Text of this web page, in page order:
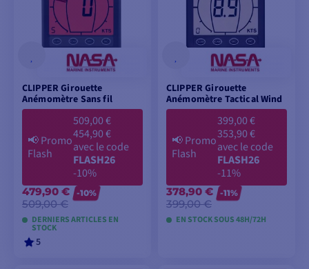
CLIPPER Girouette
Anémomètre Sans fil
📢Promo
Flash
509,00 €
454,90 €
avec le code
FLASH26
-10%
479,90 €
509,00 €
-10%
DERNIERS ARTICLES EN
STOCK
5
CLIPPER Girouette
Anémomètre Tactical Wind
📢Promo
Flash
399,00 €
353,90 €
avec le code
FLASH26
-11%
378,90 €
399,00 €
-11%
EN STOCK SOUS 48H/72H